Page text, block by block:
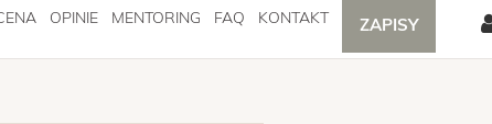
OPINIE MENTORING FAQ KONTAKT ZAPISY